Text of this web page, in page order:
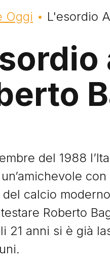
di pane
Oggi L'esordio
del 1988
del calcio
Roberto
21 anni si è già